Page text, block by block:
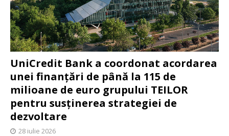
UniCredit Bank a coordonat acordarea
unei finanțări de până la 115 de
milioane de euro grupului TEILOR
pentru susținerea strategiei de
dezvoltare
28 iulie 2026